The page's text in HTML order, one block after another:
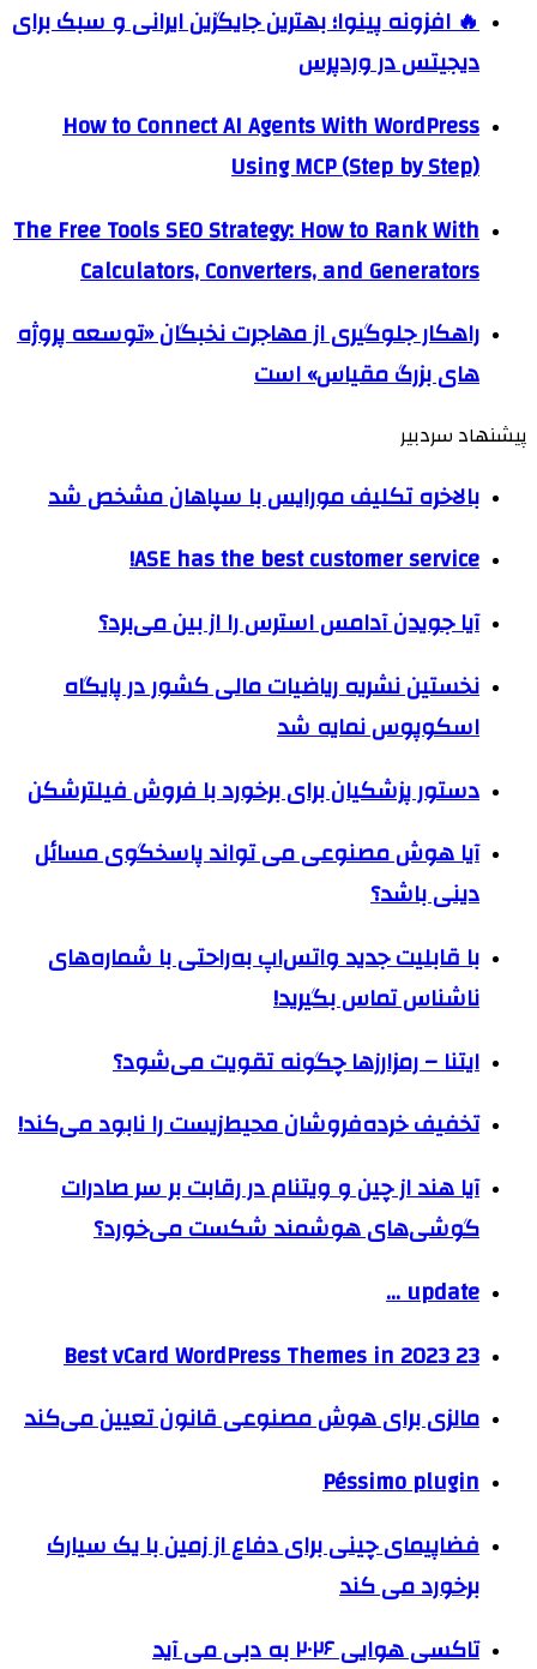
🔥 افزونه پینوا؛ بهترین جایگزین ایرانی و سبک برای
دیجیتس در وردپرس
How to Connect AI Agents With WordPress
Using MCP (Step by Step)
The Free Tools SEO Strategy: How to Rank With
Calculators, Converters, and Generators
راهکار جلوگیری از مهاجرت نخبگان «توسعه پروژه
های بزرگ مقیاس» است
پیشنهاد سردبیر
بالاخره تکلیف مورایس با سپاهان مشخص شد
ASE has the best customer service!
آیا جویدن آدامس استرس را از بین می‌برد؟
نخستین نشریه ریاضیات مالی کشور در پایگاه
اسکوپوس نمایه شد
دستور پزشکیان برای برخورد با فروش فیلترشکن
آیا هوش مصنوعی می تواند پاسخگوی مسائل
دینی باشد؟
با قابلیت جدید واتس‌اپ به‌راحتی با شماره‌های
ناشناس تماس بگیرید!
ايتنا – رمزارزها چگونه تقویت می‌شود؟
تخفیف خرده‌فروشان محیط‌زیست را نابود می‌کند!
آیا هند از چین و ویتنام در رقابت بر سر صادرات
گوشی‌های هوشمند شکست می‌خورد؟
update …
23 Best vCard WordPress Themes in 2023
مالزی برای هوش مصنوعی قانون تعیین می‌کند
Péssimo plugin
فضاپیمای چینی برای دفاع از زمین با یک سیارک
برخورد می کند
تاکسی هوایی ۲۰۲۶ به دبی می آید